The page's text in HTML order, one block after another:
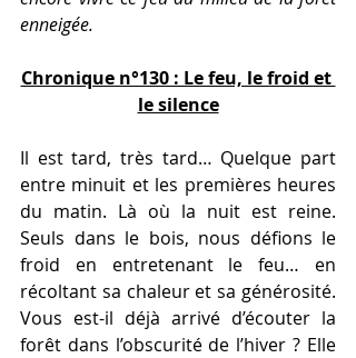
enneigée.
Chronique n°130 : Le feu, le froid et
le silence
Il est tard, très tard… Quelque part
entre minuit et les premières heures
du matin. Là où la nuit est reine.
Seuls dans le bois, nous défions le
froid en entretenant le feu… en
récoltant sa chaleur et sa générosité.
Vous est-il déjà arrivé d’écouter la
forêt dans l’obscurité de l’hiver ? Elle